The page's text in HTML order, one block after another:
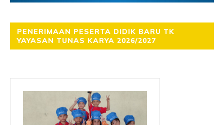
PENERIMAAN PESERTA DIDIK BARU TK
YAYASAN TUNAS KARYA 2026/2027